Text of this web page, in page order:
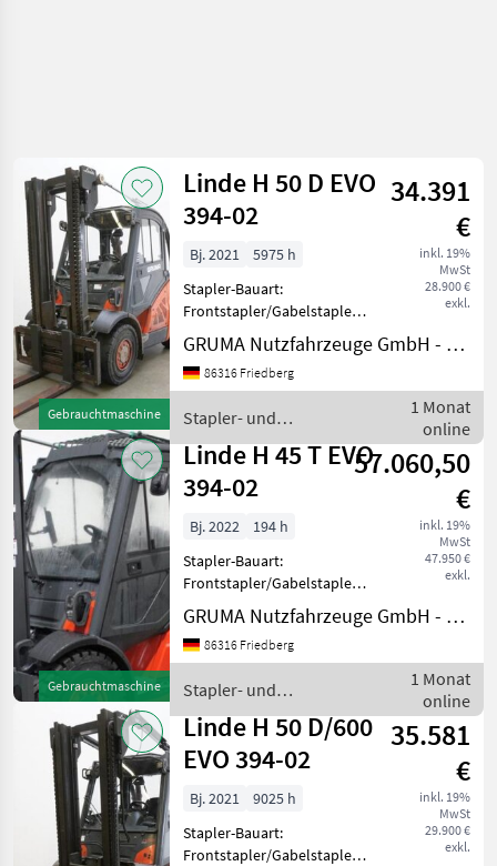
Gebrauchtmaschine
Linde H 50 D EVO
394-02
34.391
€
inkl. 19%
MwSt
28.900 €
exkl.
Bj. 2021
5975 h
Stapler-Bauart:
Frontstapler/Gabelstapler -
Fahrzeug:
Einfachzusatzhydraulik -
Mast:
Seitenschieber, integriert -
Vollkabine - Heizung & Kli
GRUMA Nutzfahrzeuge GmbH - Staplertechnik
86316 Friedberg
Stapler- und
Lagertechnik / Linde
1 Monat
online
Gebrauchtmaschine
Linde H 45 T EVO
394-02
57.060,50
€
inkl. 19%
MwSt
47.950 €
exkl.
Bj. 2022
194 h
Stapler-Bauart:
Frontstapler/Gabelstapler -
Fahrzeug:
Doppelzusatzhydraulik -
Mast:
Drucklosschaltung -
Gabelträger - Vollkabine -
Heizung -
GRUMA Nutzfahrzeuge GmbH - Staplertechnik
86316 Friedberg
Stapler- und
Lagertechnik / Linde
1 Monat
online
Linde H 50 D/600
EVO 394-02
35.581
€
inkl. 19%
MwSt
29.900 €
exkl.
Bj. 2021
9025 h
Stapler-Bauart:
Frontstapler/Gabelstapler -